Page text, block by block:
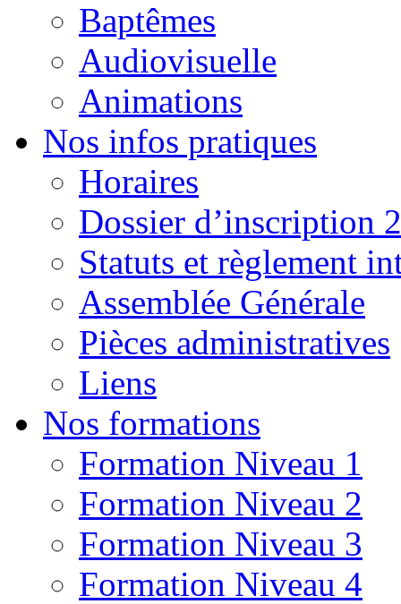
Baptêmes
Audiovisuelle
Animations
Nos infos pratiques
Horaires
Dossier d’inscription
Statuts et règlement
Assemblée Générale
Pièces administratives
Liens
Nos formations
Formation Niveau 1
Formation Niveau 2
Formation Niveau 3
Formation Niveau 4